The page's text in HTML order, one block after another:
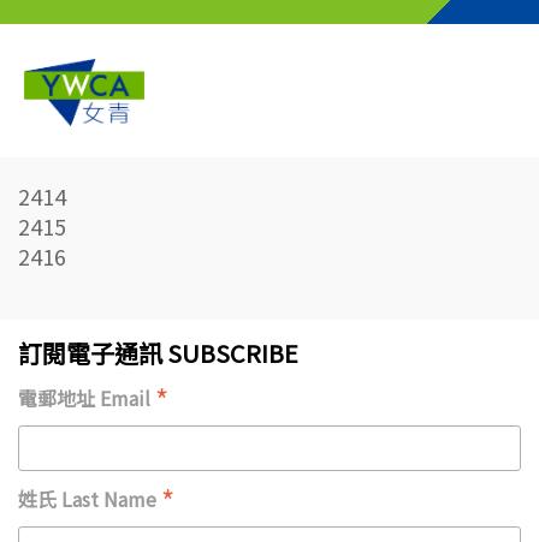
2414
2415
2416
訂閱電子通訊 SUBSCRIBE
電郵地址 Email *
姓氏 Last Name *